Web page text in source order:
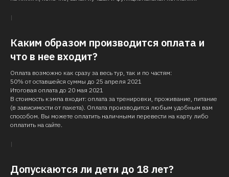
Каким образом производится оплата и
что в нее входит?
Оплата возможно как сразу за весь тур, так и по частям:
50% от оставшейся суммы до 25 апреля 2021
Итоговая оплата до 20 мая 2021
В стоимость кэмпа входит: оплата за тренировки, проживание, питание
(в зависимости от пакета). Оплата производится любым удобным вам
способом. Вы можете оплатить наличными перевести на карту либо
оплатить на сайте.
Допускаются ли дети до 18 лет?